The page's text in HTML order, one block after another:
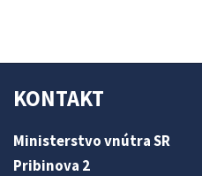
KONTAKT
Ministerstvo vnútra SR
Pribinova 2